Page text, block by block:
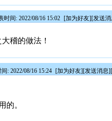
时间: 2022/08/16 15:02 [加为好友][发送消
稽的做法！
: 2022/08/16 15:24 [加为好友][发送消息][
的。